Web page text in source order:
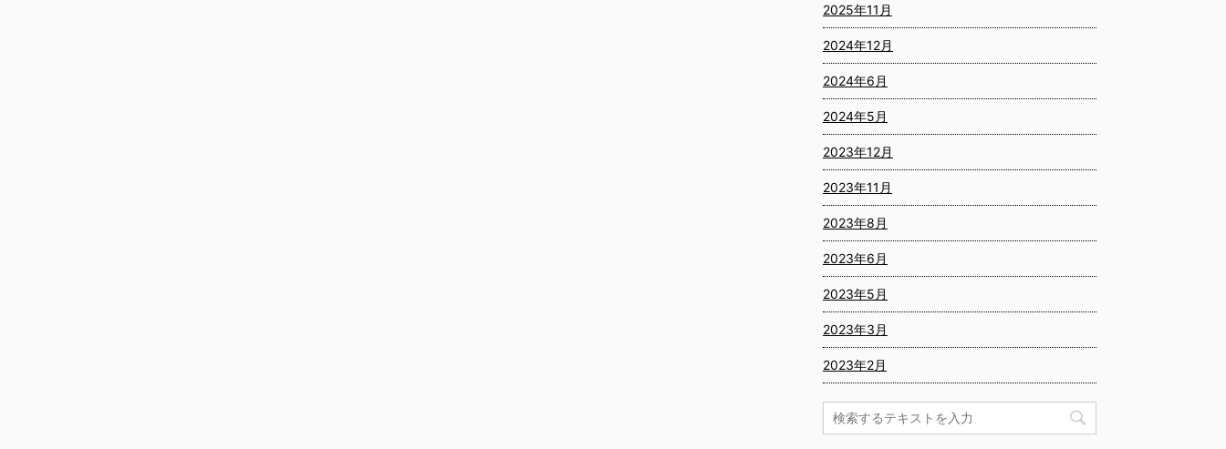
2025年11月
2024年12月
2024年6月
2024年5月
2023年12月
2023年11月
2023年8月
2023年6月
2023年5月
2023年3月
2023年2月